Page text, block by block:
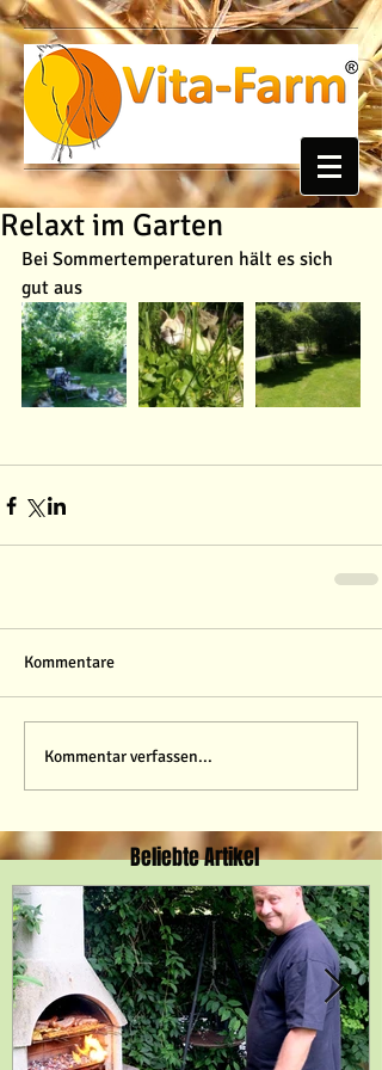
Relaxt im Garten
Bei Sommertemperaturen hält es sich
gut aus
Kommentare
Kommentar verfassen...
Beliebte Artikel